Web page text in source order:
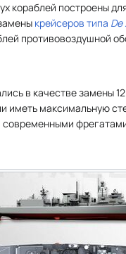
кораблей построены
крейсеров типа De
противовоздушной
в качестве замены
иметь максимальную
современными